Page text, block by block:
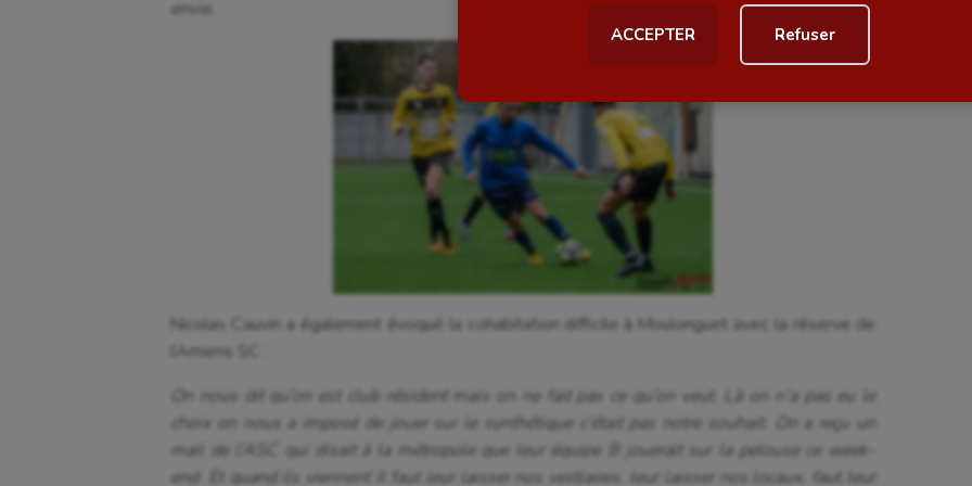
ACCEPTER Refuser
Futsal
Golf
Gymnastique
Gymnastique rythmique
Haltérophilie
Handisport
Hippisme
Outdoor
envie.
Nicolas Cauvin a également évoqué la cohabitation difficile à Moulonguet avec la réserve de
l’Amiens SC :
On nous dit qu’on est club résident mais on ne fait pas ce qu’on veut. Là on n’a pas eu le
choix on nous a imposé de jouer sur le synthétique c’était pas notre souhait. On a reçu un
mail de l’ASC qui disait à la métropole que leur équipe B jouerait sur la pelouse ce week-
end. Et quand ils viennent il faut leur laisser nos vestiaires, leur laisser nos locaux, faut leur